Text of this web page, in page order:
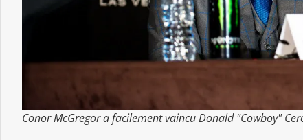
Conor McGregor a facilement vaincu Donald "Cowboy"